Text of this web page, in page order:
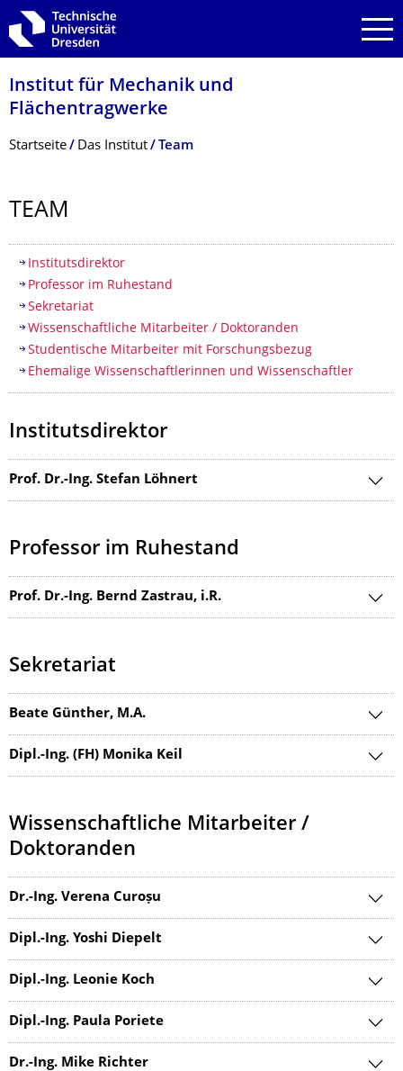
Zur Hauptnavigation springen
Zur Suche springen
Zum Inhalt springen
Institut für Mechanik und
Flächentragwerke
Breadcrumb-Menü
Startseite Das Institut Team
TEAM
Inhaltsverzeichnis
Institutsdirektor
Professor im Ruhestand
Sekretariat
Wissenschaftliche Mitarbeiter / Doktoranden
Studentische Mitarbeiter mit Forschungsbezug
Ehemalige Wissenschaftlerinnen und Wissenschaftler
Institutsdirektor
Prof. Dr.-Ing. Stefan Löhnert
Professor im Ruhestand
Prof. Dr.-Ing. Bernd Zastrau, i.R.
Sekretariat
Beate Günther, M.A.
Dipl.-Ing. (FH) Monika Keil
Wissenschaftliche Mitarbeiter /
Doktoranden
Dr.-Ing. Verena Curoșu
Dipl.-Ing. Yoshi Diepelt
Dipl.-Ing. Leonie Koch
Dipl.-Ing. Paula Poriete
Dr.-Ing. Mike Richter